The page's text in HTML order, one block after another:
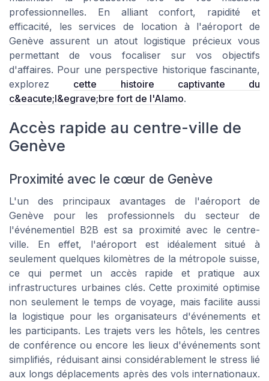
professionnelles. En alliant confort, rapidité et
efficacité, les services de location à l'aéroport de
Genève assurent un atout logistique précieux vous
permettant de vous focaliser sur vos objectifs
d'affaires. Pour une perspective historique fascinante,
explorez cette histoire captivante du
c&eacute;l&egrave;bre fort de l'Alamo.
Accès rapide au centre-ville de
Genève
Proximité avec le cœur de Genève
L'un des principaux avantages de l'aéroport de
Genève pour les professionnels du secteur de
l'événementiel B2B est sa proximité avec le centre-
ville. En effet, l'aéroport est idéalement situé à
seulement quelques kilomètres de la métropole suisse,
ce qui permet un accès rapide et pratique aux
infrastructures urbaines clés. Cette proximité optimise
non seulement le temps de voyage, mais facilite aussi
la logistique pour les organisateurs d'événements et
les participants. Les trajets vers les hôtels, les centres
de conférence ou encore les lieux d'événements sont
simplifiés, réduisant ainsi considérablement le stress lié
aux longs déplacements après des vols internationaux.